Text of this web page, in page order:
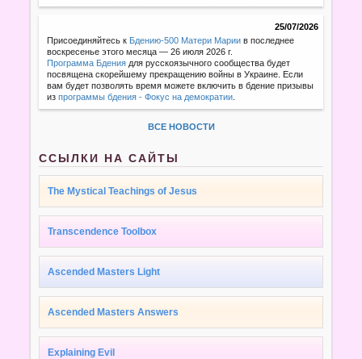
25/07/2026
Присоединяйтесь к Бдению-500 Матери Марии в последнее
воскресенье этого месяца — 26 июля 2026 г.
Программа Бдения для русскоязычного сообщества будет
посвящена скорейшему прекращению войны в Украине. Если
вам будет позволять время можете включить в бдение призывы
изпрограммы бдения - Фокус на демократии
ВСЕ НОВОСТИ
ССЫЛКИ НА САЙТЫ
The Mystical Teachings of Jesus
Transcendence Toolbox
Ascended Masters Light
Ascended Masters Answers
Explaining Evil